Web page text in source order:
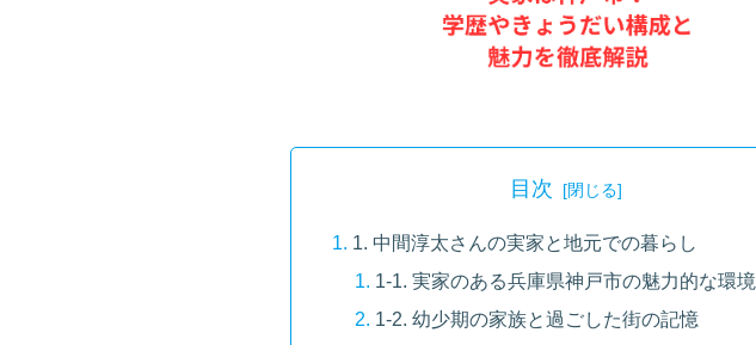
目次
1. 中間淳太さんの実家と地元での暮らし
1-1. 実家のある兵庫県神戸市の魅力的な環境
1-2. 幼少期の家族と過ごした街の記憶